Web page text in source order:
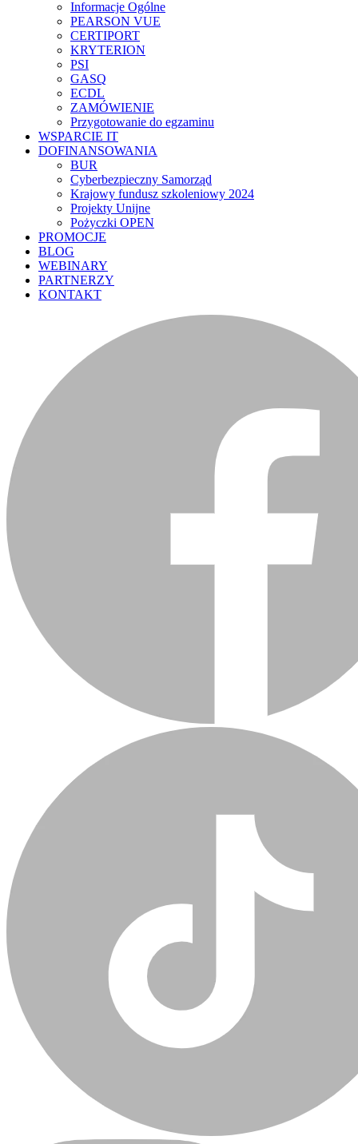
Informacje Ogólne
PEARSON VUE
CERTIPORT
KRYTERION
PSI
GASQ
ECDL
ZAMÓWIENIE
Przygotowanie do egzaminu
WSPARCIE IT
DOFINANSOWANIA
BUR
Cyberbezpieczny Samorząd
Krajowy fundusz szkoleniowy 2024
Projekty Unijne
Pożyczki OPEN
PROMOCJE
BLOG
WEBINARY
PARTNERZY
KONTAKT